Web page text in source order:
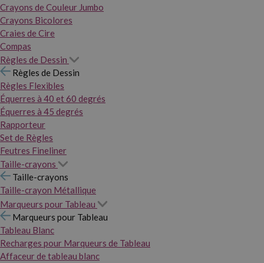
Crayons de Couleur Jumbo
Crayons Bicolores
Craies de Cire
Compas
Règles de Dessin
Règles de Dessin
Règles Flexibles
Équerres à 40 et 60 degrés
Équerres à 45 degrés
Rapporteur
Set de Règles
Feutres Fineliner
Taille-crayons
Taille-crayons
Taille-crayon Métallique
Marqueurs pour Tableau
Marqueurs pour Tableau
Tableau Blanc
Recharges pour Marqueurs de Tableau
Affaceur de tableau blanc